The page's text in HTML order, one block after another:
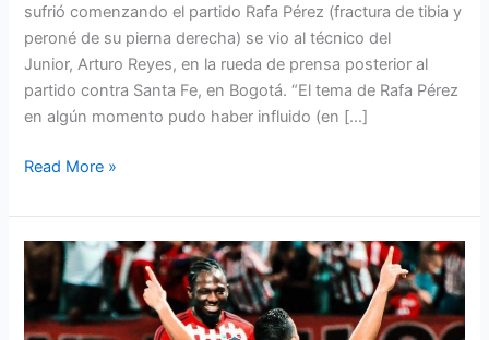
sufrió comenzando el partido Rafa Pérez (fractura de tibia y
peroné de su pierna derecha) se vio al técnico del
Junior, Arturo Reyes, en la rueda de prensa posterior al
partido contra Santa Fe, en Bogotá. “El tema de Rafa Pérez
en algún momento pudo haber influido (en […]
Read More »
El
equipo
tiburón
derrotó